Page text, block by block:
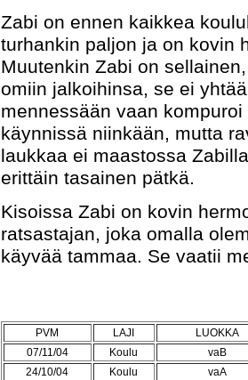
Zabi on ennen kaikkea
turhankin paljon ja on kovin
Muutenkin Zabi on
omiin jalkoihinsa, se ei
mennessään vaan
käynnissä niinkään, mutta
laukkaa ei maastossa
erittäin tasainen pätkä.
Kisoissa Zabi on kovin
ratsastajan, joka omalla
käyvää tammaa. Se vaatii
PVM LAJI
LUOKKA
07/11/04
Koulu
vaB
24/10/04
Koulu
vaA